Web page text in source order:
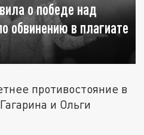
о победе над
обвинению в плагиате
противостояние в
и Ольги